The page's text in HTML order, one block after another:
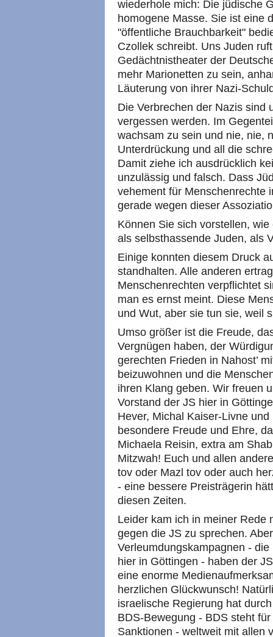
wiederhole mich: Die jüdische
homogene Masse. Sie ist eine
"öffentliche Brauchbarkeit"
Czollek schreibt. Uns Juden
Gedächtnistheater der
mehr Marionetten zu sein,
Läuterung von ihrer Nazi-
Die Verbrechen der Nazis sind
vergessen werden. Im
wachsam zu sein und nie, nie,
Unterdrückung und all die
Damit ziehe ich ausdrücklich
unzulässig und falsch. Dass
vehement für Menschenrechte
gerade wegen dieser
Können Sie sich vorstellen,
als selbsthassende Juden, als
Einige konnten diesem Druck
standhalten. Alle anderen
Menschenrechten verpflichtet
man es ernst meint. Diese
und Wut, aber sie tun sie, weil
Umso größer ist die Freude,
Vergnügen haben, der
gerechten Frieden in Nahost’
beizuwohnen und die
ihren Klang geben. Wir freuen
Vorstand der JS hier in
Hever, Michal Kaiser-Livne
besondere Freude und Ehre,
Michaela Reisin, extra am
Mitzwah! Euch und allen
tov oder Mazl tov oder auch
- eine bessere Preisträgerin
diesen Zeiten.
Leider kam ich in meiner Rede
gegen die JS zu sprechen.
Verleumdungskampagnen -
hier in Göttingen - haben der
eine enorme
herzlichen Glückwunsch!
israelische Regierung hat
BDS-Bewegung - BDS steht
Sanktionen - weltweit mit allen